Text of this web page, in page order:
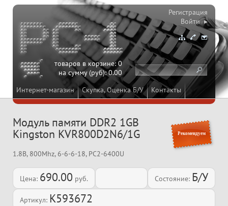
Интернет-магазин Скупка, Оценка Б/У Контакты
товаров в корзине:0
на сумму (руб):0.00
Регистрация
Войти ▸
Рекомендуем
Модуль памяти DDR2 1GB
Kingston KVR800D2N6/1G
1.8В, 800Mhz, 6-6-6-18, PC2-6400U
Цена: 690.00 руб. Состояние: Б/У
Артикул: K593672